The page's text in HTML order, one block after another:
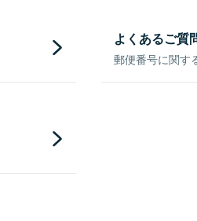
よくあるご質
郵便番号に関す